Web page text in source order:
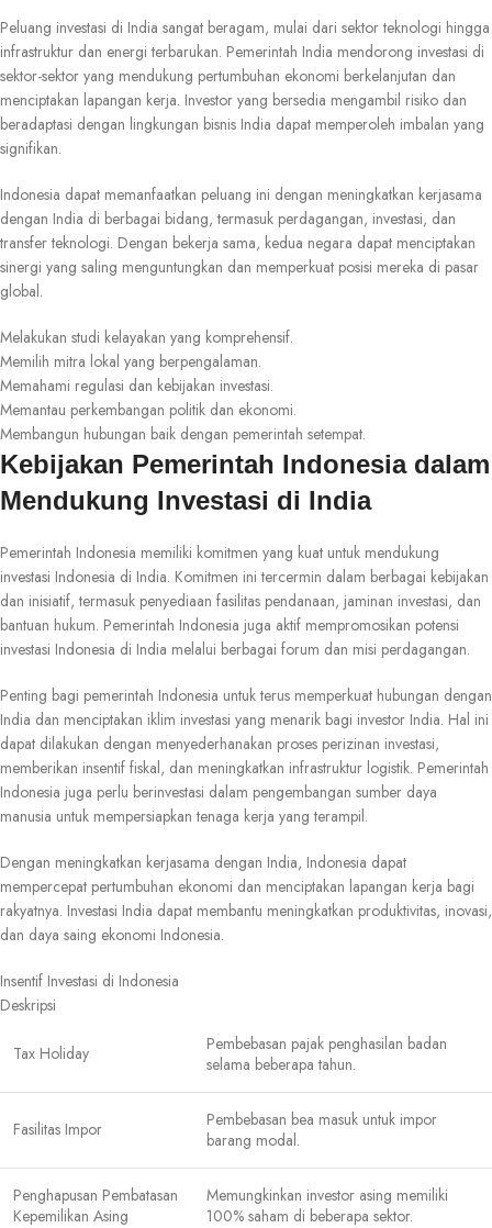
Peluang investasi di India sangat beragam, mulai dari sektor teknologi hingga
infrastruktur dan energi terbarukan. Pemerintah India mendorong investasi di
sektor-sektor yang mendukung pertumbuhan ekonomi berkelanjutan dan
menciptakan lapangan kerja. Investor yang bersedia mengambil risiko dan
beradaptasi dengan lingkungan bisnis India dapat memperoleh imbalan yang
signifikan.
Indonesia dapat memanfaatkan peluang ini dengan meningkatkan kerjasama
dengan India di berbagai bidang, termasuk perdagangan, investasi, dan
transfer teknologi. Dengan bekerja sama, kedua negara dapat menciptakan
sinergi yang saling menguntungkan dan memperkuat posisi mereka di pasar
global.
Melakukan studi kelayakan yang komprehensif.
Memilih mitra lokal yang berpengalaman.
Memahami regulasi dan kebijakan investasi.
Memantau perkembangan politik dan ekonomi.
Membangun hubungan baik dengan pemerintah setempat.
Kebijakan Pemerintah Indonesia dalam
Mendukung Investasi di India
Pemerintah Indonesia memiliki komitmen yang kuat untuk mendukung
investasi Indonesia di India. Komitmen ini tercermin dalam berbagai kebijakan
dan inisiatif, termasuk penyediaan fasilitas pendanaan, jaminan investasi, dan
bantuan hukum. Pemerintah Indonesia juga aktif mempromosikan potensi
investasi Indonesia di India melalui berbagai forum dan misi perdagangan.
Penting bagi pemerintah Indonesia untuk terus memperkuat hubungan dengan
India dan menciptakan iklim investasi yang menarik bagi investor India. Hal ini
dapat dilakukan dengan menyederhanakan proses perizinan investasi,
memberikan insentif fiskal, dan meningkatkan infrastruktur logistik. Pemerintah
Indonesia juga perlu berinvestasi dalam pengembangan sumber daya
manusia untuk mempersiapkan tenaga kerja yang terampil.
Dengan meningkatkan kerjasama dengan India, Indonesia dapat
mempercepat pertumbuhan ekonomi dan menciptakan lapangan kerja bagi
rakyatnya. Investasi India dapat membantu meningkatkan produktivitas, inovasi,
dan daya saing ekonomi Indonesia.
Insentif Investasi di Indonesia
Deskripsi
Tax Holiday
Pembebasan pajak penghasilan badan
selama beberapa tahun.
Fasilitas Impor
Pembebasan bea masuk untuk impor
barang modal.
Penghapusan Pembatasan
Kepemilikan Asing
Memungkinkan investor asing memiliki
100% saham di beberapa sektor.